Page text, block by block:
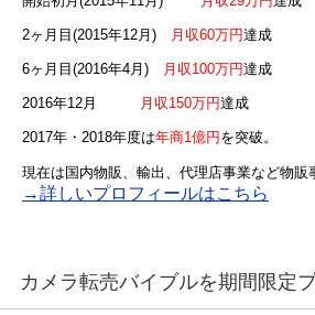
2ヶ月目(2015年12月) 月収60万円達成
6ヶ月目(2016年4月) 月収100万円達成
2016年12月 月収150万円達成
2017年・2018年度は年商1億円を突破。
現在は国内物販、輸出、代理店事業など物販
→詳しいプロフィールはこちら
カメラ転売バイブルを期間限定